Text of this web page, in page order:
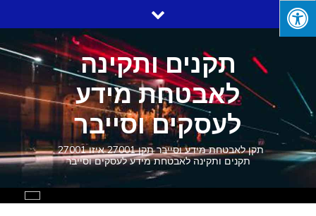
Skip
to
תקנים ותקינה
לאבטחת מידע
לעסקים וסייבר
תקן לאבטחת מידע וסייבר תקן 27001 איזו 27001 ,
תקנים ותקינה לאבטחת מידע לעסקים וסייבר